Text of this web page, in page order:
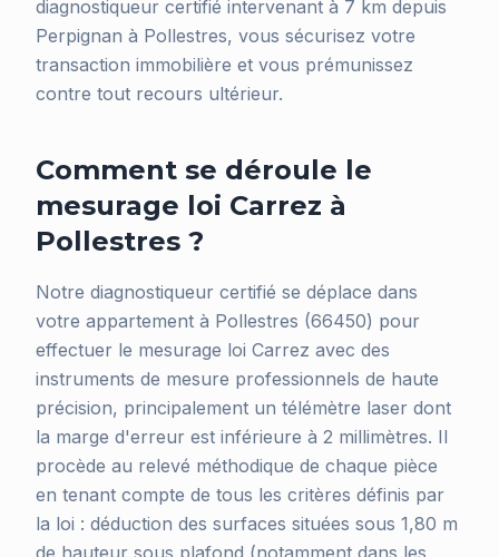
diagnostiqueur certifié intervenant à 7 km depuis
Perpignan à Pollestres, vous sécurisez votre
transaction immobilière et vous prémunissez
contre tout recours ultérieur.
Comment se déroule le
mesurage loi Carrez à
Pollestres ?
Notre diagnostiqueur certifié se déplace dans
votre appartement à Pollestres (66450) pour
effectuer le mesurage loi Carrez avec des
instruments de mesure professionnels de haute
précision, principalement un télémètre laser dont
la marge d'erreur est inférieure à 2 millimètres. Il
procède au relevé méthodique de chaque pièce
en tenant compte de tous les critères définis par
la loi : déduction des surfaces situées sous 1,80 m
de hauteur sous plafond (notamment dans les